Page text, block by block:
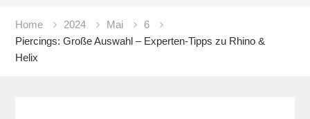
Home 2024 Mai
6
Piercings: Große Auswahl – Experten-Tipps zu Rhino &
Helix